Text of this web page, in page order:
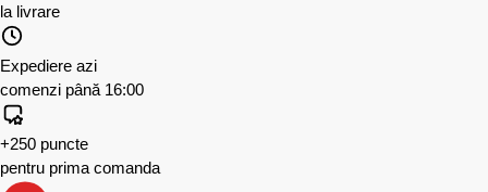
la livrare
Expediere azi
comenzi până 16:00
+250 puncte
pentru prima comanda